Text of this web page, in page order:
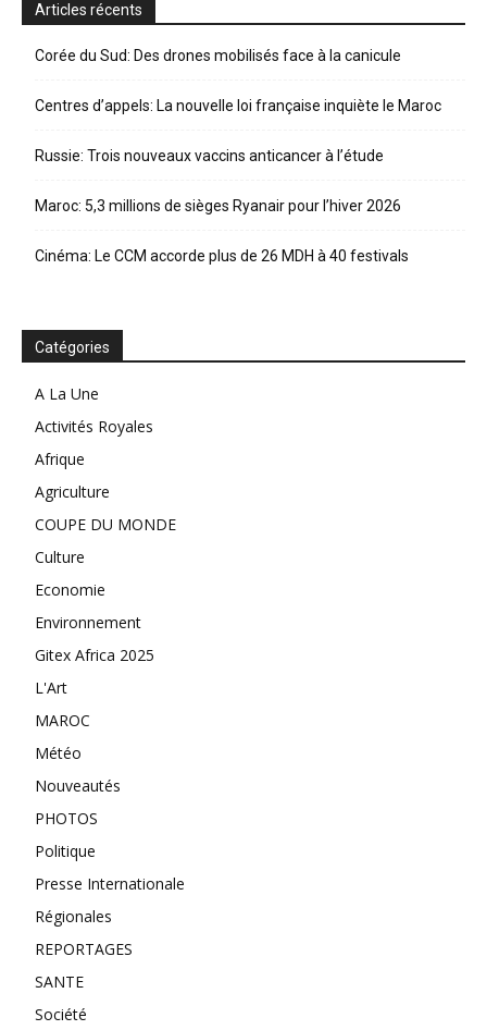
Articles récents
Corée du Sud: Des drones mobilisés face à la canicule
Centres d’appels: La nouvelle loi française inquiète le Maroc
Russie: Trois nouveaux vaccins anticancer à l’étude
Maroc: 5,3 millions de sièges Ryanair pour l’hiver 2026
Cinéma: Le CCM accorde plus de 26 MDH à 40 festivals
Catégories
A La Une
Activités Royales
Afrique
Agriculture
COUPE DU MONDE
Culture
Economie
Environnement
Gitex Africa 2025
L'Art
MAROC
Météo
Nouveautés
PHOTOS
Politique
Presse Internationale
Régionales
REPORTAGES
SANTE
Société